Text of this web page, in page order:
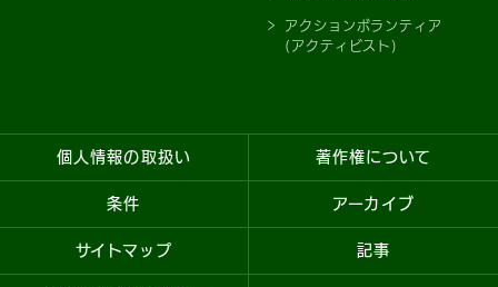
アクションボランティア
(アクティビスト)
個人情報の取扱い 著作権について
条件 アーカイブ
サイトマップ 記事